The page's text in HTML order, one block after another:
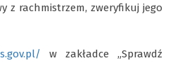
z rachmistrzem, zweryfikuj jego
w zakładce „Sprawdź